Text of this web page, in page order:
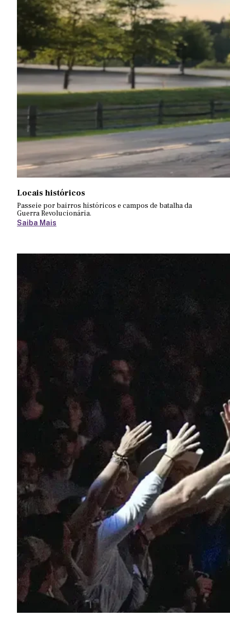
Locais históricos
Passeie por bairros históricos e campos de batalha da
Guerra Revolucionária.
Saiba Mais